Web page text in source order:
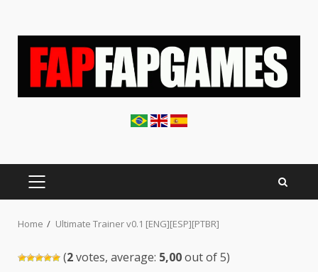
PRIMARY
MENU
Home Ultimate Trainer v0.1 [ENG][ESP][PTBR]
(2votes, average: 5,00out of 5)